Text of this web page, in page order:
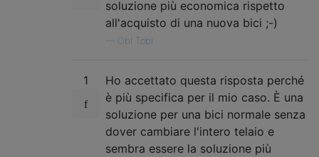
soluzione più economica rispetto
all'acquisto di una nuova bici ;-)
Obl Tobl
1
Ho accettato questa risposta perché
è più specifica per il mio caso. È una
soluzione per una bici normale senza
dover cambiare l'intero telaio e
sembra essere la soluzione più